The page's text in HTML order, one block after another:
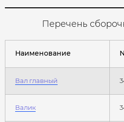
Перечень
Наименование
Вал главный
Валик